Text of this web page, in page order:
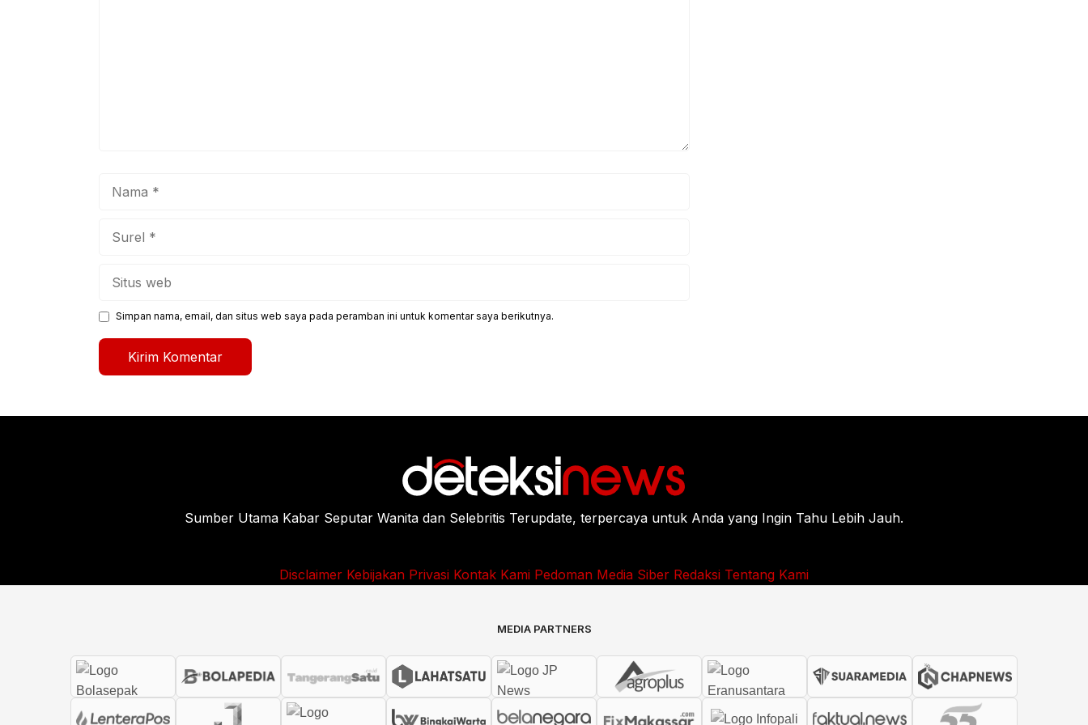
Simpan nama, email, dan situs web saya pada peramban ini untuk komentar saya berikutnya.
Sumber Utama Kabar Seputar Wanita dan Selebritis Terupdate, terpercaya untuk Anda yang Ingin Tahu Lebih Jauh.
Disclaimer Kebijakan Privasi Kontak Kami Pedoman Media Siber Redaksi Tentang Kami
MEDIA PARTNERS